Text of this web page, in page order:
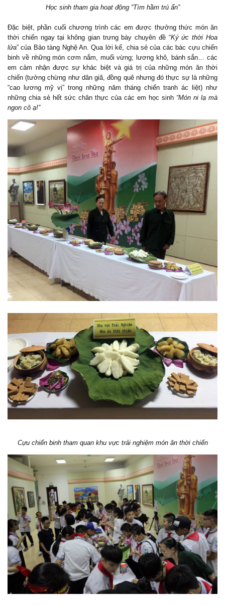
Học sinh tham gia hoạt động “Tìm hầm trú ẩn”
Đặc biệt, phần cuối chương trình các em được thưởng thức món ăn
thời chiến ngay tại không gian trưng bày chuyên đề “Ký ức thời Hoa
lửa” của Bảo tàng Nghệ An. Qua lời kể, chia sẻ của các bác cựu chiến
binh về những món cơm nắm, muối vừng; lương khô, bánh sắn… các
em cảm nhận được sự khác biệt và giá trị của những món ăn thời
chiến (tưởng chừng như dân giã, đồng quê nhưng đó thực sự là những
“cao lương mỹ vị” trong những năm tháng chiến tranh ác liệt) như
những chia sẻ hết sức chân thực của các em học sinh “Món ni lạ mà
ngon cô ạ!”
Cựu chiến binh tham quan khu vực trải nghiệm món ăn thời chiến